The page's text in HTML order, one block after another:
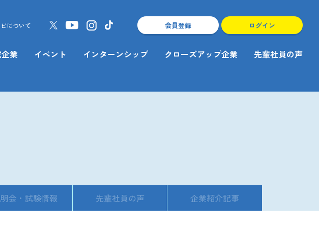
業 イベント インターンシップ クローズアップ企業 先輩社員の声
について 会員登録 ログイン
会・試験情報 先輩社員の声 企業紹介記事